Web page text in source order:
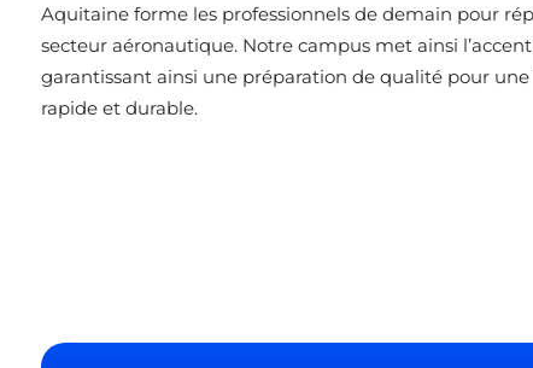
Aquitaine forme les professionnels de demain pour
secteur aéronautique. Notre campus met ainsi
garantissant ainsi une préparation de qualité pour
rapide et durable.